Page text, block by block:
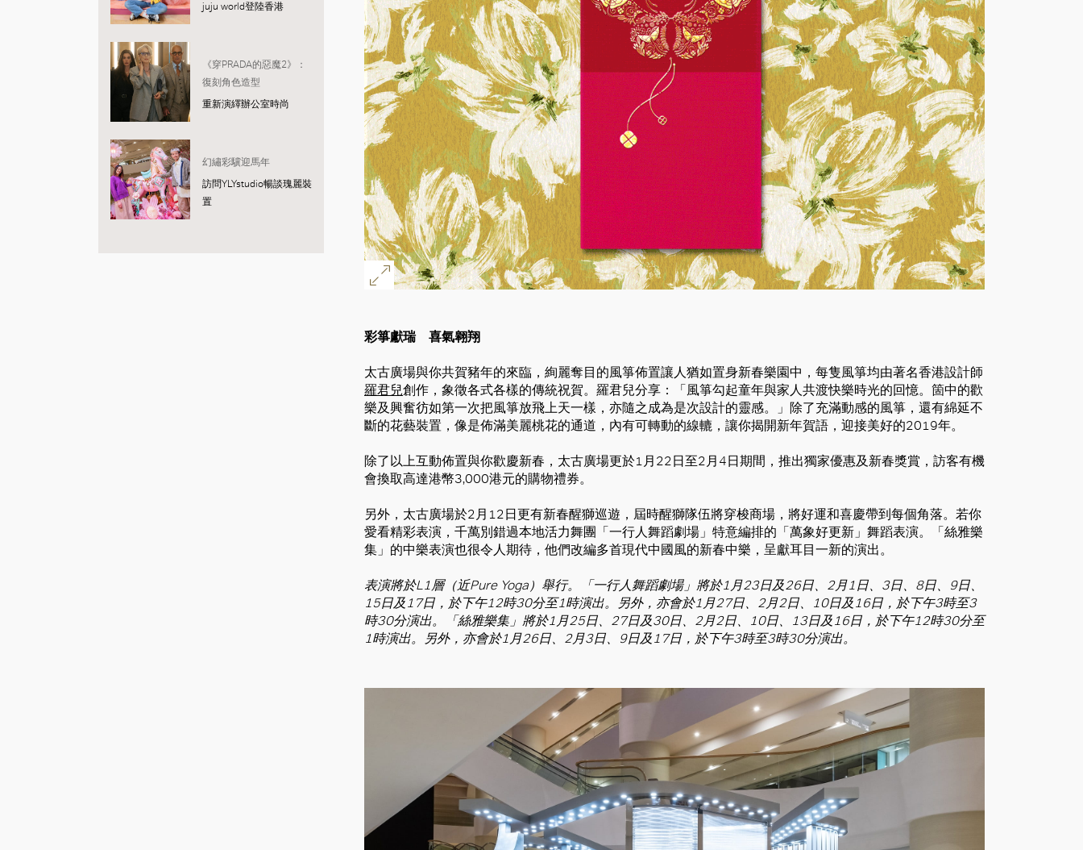
juju world登陸香港
《穿PRADA的惡魔2》：
復刻角色造型
重新演繹辦公室時尚
幻繡彩驥迎馬年
訪問YLYstudio暢談瑰麗裝
置
彩箏獻瑞 喜氣翱翔
太古廣場與你共賀豬年的來臨，絢麗奪目的風箏佈置讓人猶如置身新春樂園中，每隻風箏均由著名香港設計師
羅君兒創作，象徵各式各樣的傳統祝賀。羅君兒分享：「風箏勾起童年與家人共渡快樂時光的回憶。箇中的歡
樂及興奮彷如第一次把風箏放飛上天一樣，亦隨之成為是次設計的靈感。」除了充滿動感的風箏，還有綿延不
斷的花藝裝置，像是佈滿美麗桃花的通道，內有可轉動的線轆，讓你揭開新年賀語，迎接美好的2019年。
除了以上互動佈置與你歡慶新春，太古廣場更於1月22日至2月4日期間，推出獨家優惠及新春獎賞，訪客有機
會換取高達港幣3,000港元的購物禮券。
另外，太古廣場於2月12日更有新春醒獅巡遊，屆時醒獅隊伍將穿梭商場，將好運和喜慶帶到每個角落。若你
愛看精彩表演，千萬別錯過本地活力舞團「一行人舞蹈劇場」特意編排的「萬象好更新」舞蹈表演。「絲雅樂
集」的中樂表演也很令人期待，他們改編多首現代中國風的新春中樂，呈獻耳目一新的演出。
表演將於L1層（近Pure Yoga）舉行。「一行人舞蹈劇場」將於1月23日及26日、2月1日、3日、8日、9日、
15日及17日，於下午12時30分至1時演出。另外，亦會於1月27日、2月2日、10日及16日，於下午3時至3
時30分演出。「絲雅樂集」將於1月25日、27日及30日、2月2日、10日、13日及16日，於下午12時30分至
1時演出。另外，亦會於1月26日、2月3日、9日及17日，於下午3時至3時30分演出。
好